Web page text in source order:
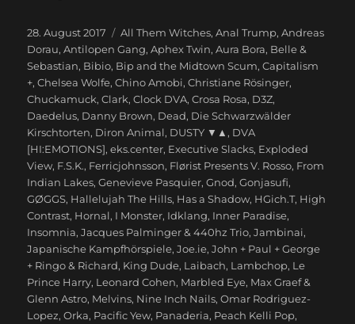
Veröffentlicht
am
28. August 2017 Schlagwörter
All Them Witches,Anal Trump,Andreas
Dorau,Antilopen Gang,Aphex Twin,Aura Bora, Belle &
Sebastian, Bibio, Bip and the Midtown Scum,Capitalism
+,Chelsea Wolfe,Chino Amobi,Christiane Rösinger,
Chuckamuck,Clark,Clock DVA,Crosa Rosa, D3Z,
Daedelus, Danny Brown, Dead, Die Schwarzwälder
Kirschtorten, Diron Animal, DUSTY ▼▲ , DVA
[HI:EMOTIONS],eks.center, Executive Slacks, Exploded
View, F.S.K., Ferricjohnsson, Flørist Presents V. Rosso, From
Indian Lakes,Genevieve Pasquier,Gnod,Gonjasufi,
GØGGS, Hallelujah The Hills, Has a Shadow, HGich.T, High
Contrast, Hornal, I Monster, Idklang, Inner Paradise,
Insomnia,Jacques Palminger & 440hz Trio,Jambinai,
Japanische Kampfhörspiele,Joe.ie,John + Paul + George
+ Ringo & Richard, King Dude, Laibach, Lambchop, Le
Prince Harry, Leonard Cohen, Marbled Eye, Max Graef &
Glenn Astro, Melvins, Nine Inch Nails,Omar Rodriguez-
Lopez,Orka, Pacific Yew, Panaderia, Peach Kelli Pop,